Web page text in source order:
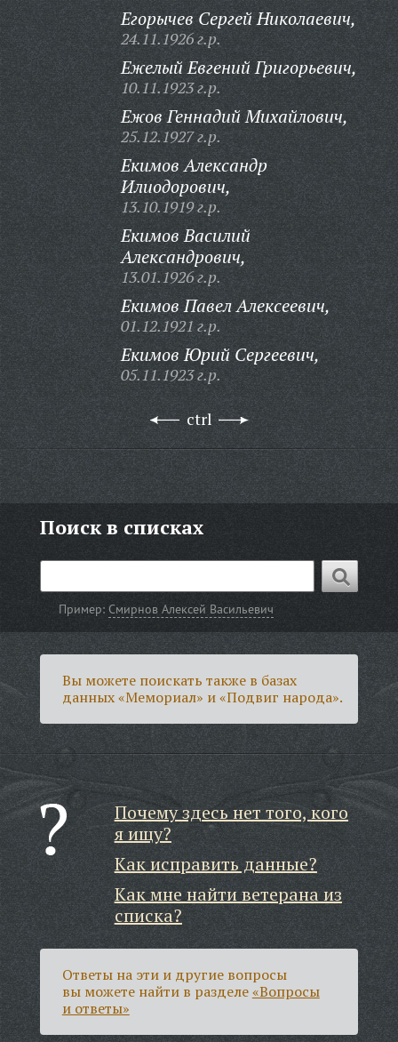
Егорычев Сергей Николаевич,
24.11.1926 г.р.
Ежелый Евгений Григорьевич,
10.11.1923 г.р.
Ежов Геннадий Михайлович,
25.12.1927 г.р.
Екимов Александр
Илиодорович,
13.10.1919 г.р.
Екимов Василий
Александрович,
13.01.1926 г.р.
Екимов Павел Алексеевич,
01.12.1921 г.р.
Екимов Юрий Сергеевич,
05.11.1923 г.р.
ctrl
Поиск в списках
Пример:Смирнов Алексей Васильевич
Вы можете поискать также в базах
данных «Мемориал» и «Подвиг народа».
Почему здесь нет того, кого
я ищу?
Как исправить данные?
Как мне найти ветерана из
списка?
Ответы на эти и другие вопросы
вы можете найти в разделе«Вопросы
и ответы»